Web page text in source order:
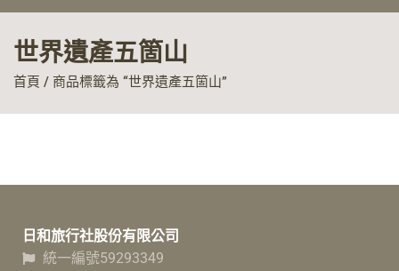
世界遺產五箇山
首頁 / 商品標籤為 “世界遺產五箇山”
日和旅行社股份有限公司
統一編號59293349